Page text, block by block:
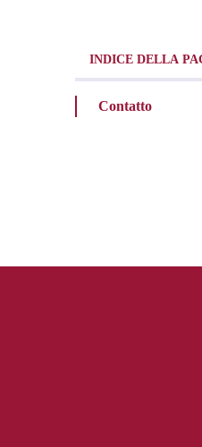
INDICE DELLA
Contatto